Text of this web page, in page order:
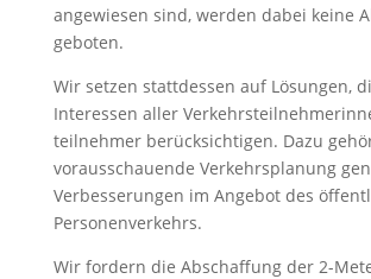
angewiesen sind, werden dabei keine
geboten.
Wir setzen stattdessen auf Lösungen,
Interessen aller
teilnehmer berücksichtigen. Dazu
vorausschauende Verkehrsplanung
Verbesserungen im Angebot des
Personenverkehrs.
Wir fordern die Abschaffung der 2-